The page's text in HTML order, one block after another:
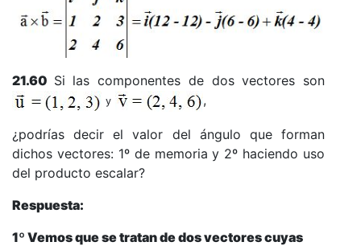
21.60 Si las componentes de dos vectores son
y ,
¿podrías decir el valor del ángulo que forman
dichos vectores: 1º de memoria y 2º haciendo uso
del producto escalar?
Respuesta:
1º Vemos que se tratan de dos vectores cuyas